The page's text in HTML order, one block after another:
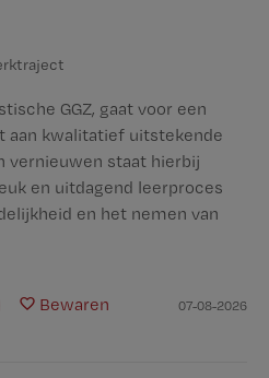
GGZ, gaat voor een
kwalitatief uitstekende
vernieuwen staat hierbij
en uitdagend leerproces
en het nemen van
Bewaren 07-08-2026